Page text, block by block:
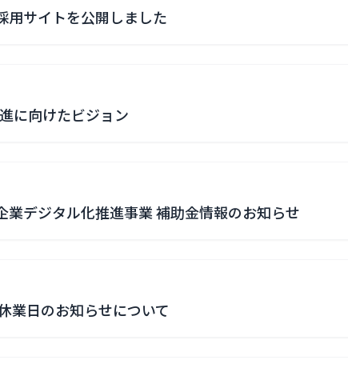
用サイトを公開しました
に向けたビジョン
業デジタル化推進事業 補助金情報のお知らせ
業日のお知らせについて